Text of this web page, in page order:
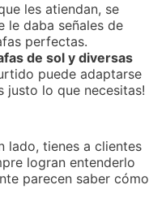
les atiendan, se
le daba señales de
perfectas.
de sol y diversas
puede adaptarse
justo lo que necesitas!
lado, tienes a clientes
logran entenderlo
parecen saber cómo